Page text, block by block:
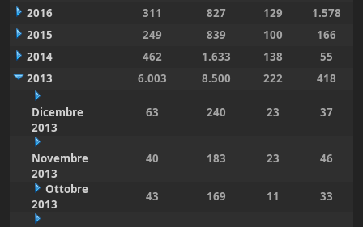
2016
311 827 129
1.578
2015
249 839 100
166
2014
462 1.633 138
55
2013
6.003 8.500 222 418
Dicembre
2013
63 240 23 37
Novembre
2013
40 183 23 46
Ottobre
2013
43 169 11 33